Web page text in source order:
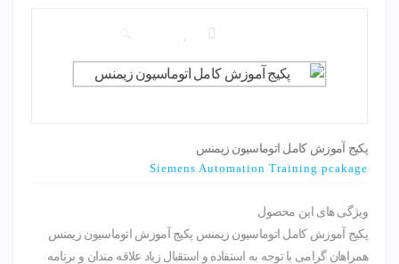
پکیج آموزش کامل اتوماسیون زیمنس
Siemens Automation Training pcakage
ویژگی های این محصول
پکیج آموزش کامل اتوماسیون زیمنس پکیج آموزش اتوماسیون زیمنس
همراهان گرامی با توجه به استفاده و استقبال زیاد علاقه مندان و برنامه